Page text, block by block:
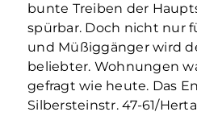
bunte Treiben der
spürbar. Doch nicht nur
und Müßiggänger wird
beliebter. Wohnungen
gefragt wie heute. Das
Silbersteinstr. 47-61/